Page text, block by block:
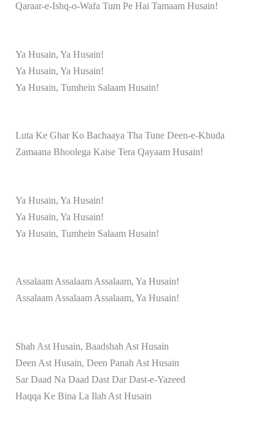
Qaraar-e-Ishq-o-Wafa Tum Pe Hai Tamaam Husain!
Ya Husain, Ya Husain!
Ya Husain, Ya Husain!
Ya Husain, Tumhein Salaam Husain!
Luta Ke Ghar Ko Bachaaya Tha Tune Deen-e-Khuda
Zamaana Bhoolega Kaise Tera Qayaam Husain!
Ya Husain, Ya Husain!
Ya Husain, Ya Husain!
Ya Husain, Tumhein Salaam Husain!
Assalaam Assalaam Assalaam, Ya Husain!
Assalaam Assalaam Assalaam, Ya Husain!
Shah Ast Husain, Baadshah Ast Husain
Deen Ast Husain, Deen Panah Ast Husain
Sar Daad Na Daad Dast Dar Dast-e-Yazeed
Haqqa Ke Bina La Ilah Ast Husain